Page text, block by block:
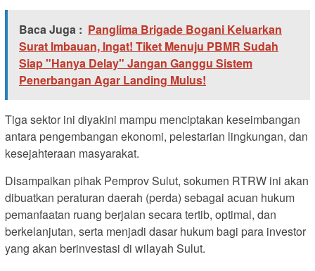
Baca Juga : Panglima Brigade Bogani Keluarkan
Surat Imbauan, Ingat! Tiket Menuju PBMR Sudah
Siap "Hanya Delay" Jangan Ganggu Sistem
Penerbangan Agar Landing Mulus!
Tiga sektor ini diyakini mampu menciptakan keseimbangan
antara pengembangan ekonomi, pelestarian lingkungan, dan
kesejahteraan masyarakat.
Disampaikan pihak Pemprov Sulut, sokumen RTRW ini akan
dibuatkan peraturan daerah (perda) sebagai acuan hukum
pemanfaatan ruang berjalan secara tertib, optimal, dan
berkelanjutan, serta menjadi dasar hukum bagi para investor
yang akan berinvestasi di wilayah Sulut.